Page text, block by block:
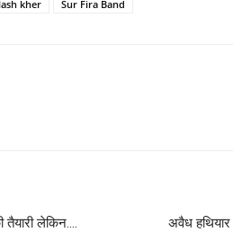
kher Sur Fira Band
लेकिन…. अवैध